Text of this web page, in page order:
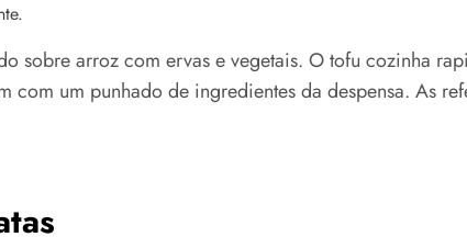
arroz com ervas e vegetais. O tofu cozinha
um punhado de ingredientes da despensa. As